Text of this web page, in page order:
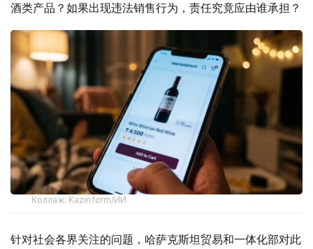
酒类产品？如果出现违法销售行为，责任究竟应由谁承担？
Коллаж: Kazinform/ИИ
针对社会各界关注的问题，哈萨克斯坦贸易和一体化部对此